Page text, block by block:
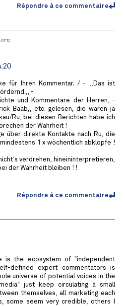
Répondre à ce commentaire
für Ihren Kommentar. / - ,,Das ist
-
und Kommentare der Herren, -
Baab,, etc. gelesen, die waren ja
Ru, bei diesen Berichten habe ich
der Wahrheit !
über direkte Kontakte nach Ru, die
1 x wöchentlich abklopfe !
verdrehen, hineininterpretieren,
der Wahrheit bleiben ! !
Répondre à ce commentaire
is the ecosystem of "independent
defined expert commentators is
universe of potential voices in the
just keep circulating a small
themselves, all marketing each
some seem very credible, others I